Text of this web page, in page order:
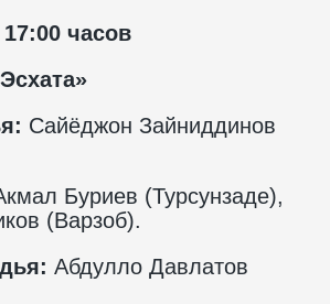
7:00 часов
Сайёджон Зайниддинов
Буриев (Турсунзаде),
(Варзоб).
Абдулло Давлатов